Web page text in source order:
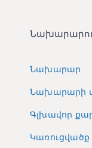
Նախարար
Նախարարի
Գլխավոր